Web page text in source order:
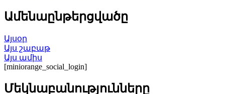
Ամենաընթերցվածը
Այսօր
Այս շաբաթ
Այս ամիս
[miniorange_social_login]
Մեկնաբանությունները